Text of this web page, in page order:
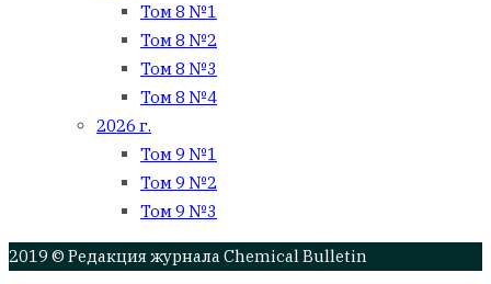
Том 8 №1
Том 8 №2
Том 8 №3
Том 8 №4
2026 г.
Том 9 №1
Том 9 №2
Том 9 №3
2019 © Редакция журнала Chemical Bulletin